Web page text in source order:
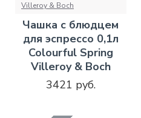
Villeroy & Boch
Чашка с блюдцем
для эспрессо 0,1л
Colourful Spring
Villeroy & Boch
3421 руб.